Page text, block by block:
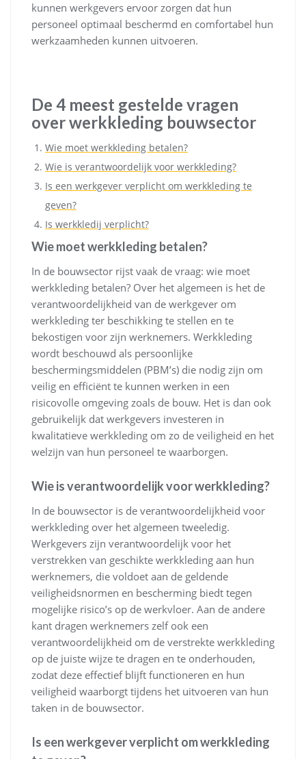
kunnen werkgevers ervoor zorgen dat hun
personeel optimaal beschermd en comfortabel hun
werkzaamheden kunnen uitvoeren.
De 4 meest gestelde vragen
over werkkleding bouwsector
Wie moet werkkleding betalen?
Wie is verantwoordelijk voor werkkleding?
Is een werkgever verplicht om werkkleding te
geven?
Is werkkledij verplicht?
Wie moet werkkleding betalen?
In de bouwsector rijst vaak de vraag: wie moet
werkkleding betalen? Over het algemeen is het de
verantwoordelijkheid van de werkgever om
werkkleding ter beschikking te stellen en te
bekostigen voor zijn werknemers. Werkkleding
wordt beschouwd als persoonlijke
beschermingsmiddelen (PBM’s) die nodig zijn om
veilig en efficiënt te kunnen werken in een
risicovolle omgeving zoals de bouw. Het is dan ook
gebruikelijk dat werkgevers investeren in
kwalitatieve werkkleding om zo de veiligheid en het
welzijn van hun personeel te waarborgen.
Wie is verantwoordelijk voor werkkleding?
In de bouwsector is de verantwoordelijkheid voor
werkkleding over het algemeen tweeledig.
Werkgevers zijn verantwoordelijk voor het
verstrekken van geschikte werkkleding aan hun
werknemers, die voldoet aan de geldende
veiligheidsnormen en bescherming biedt tegen
mogelijke risico’s op de werkvloer. Aan de andere
kant dragen werknemers zelf ook een
verantwoordelijkheid om de verstrekte werkkleding
op de juiste wijze te dragen en te onderhouden,
zodat deze effectief blijft functioneren en hun
veiligheid waarborgt tijdens het uitvoeren van hun
taken in de bouwsector.
Is een werkgever verplicht om werkkleding